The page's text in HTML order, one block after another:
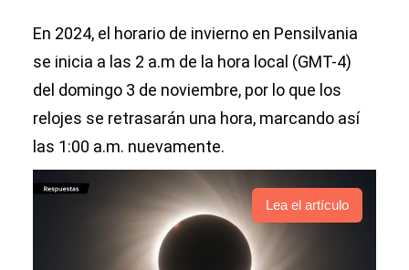
En 2024, el horario de invierno en Pensilvania
se inicia a las 2 a.m de la hora local (GMT-4)
del domingo 3 de noviembre, por lo que los
relojes se retrasarán una hora, marcando así
las 1:00 a.m. nuevamente.
Lea el artículo